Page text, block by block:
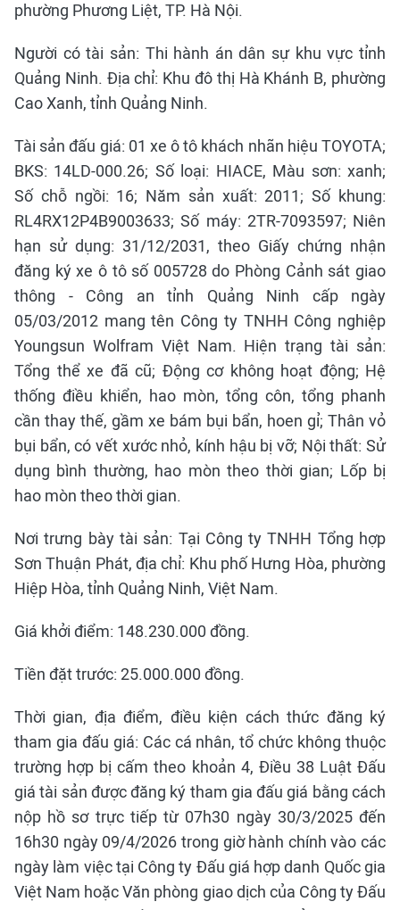
phường Phương Liệt, TP. Hà Nội.
Người có tài sản: Thi hành án dân sự khu vực tỉnh
Quảng Ninh. Địa chỉ: Khu đô thị Hà Khánh B, phường
Cao Xanh, tỉnh Quảng Ninh.
Tài sản đấu giá: 01 xe ô tô khách nhãn hiệu TOYOTA;
BKS: 14LD-000.26; Số loại: HIACE, Màu sơn: xanh;
Số chỗ ngồi: 16; Năm sản xuất: 2011; Số khung:
RL4RX12P4B9003633; Số máy: 2TR-7093597; Niên
hạn sử dụng: 31/12/2031, theo Giấy chứng nhận
đăng ký xe ô tô số 005728 do Phòng Cảnh sát giao
thông - Công an tỉnh Quảng Ninh cấp ngày
05/03/2012 mang tên Công ty TNHH Công nghiệp
Youngsun Wolfram Việt Nam. Hiện trạng tài sản:
Tổng thể xe đã cũ; Động cơ không hoạt động; Hệ
thống điều khiển, hao mòn, tổng côn, tổng phanh
cần thay thế, gầm xe bám bụi bẩn, hoen gỉ; Thân vỏ
bụi bẩn, có vết xước nhỏ, kính hậu bị vỡ; Nội thất: Sử
dụng bình thường, hao mòn theo thời gian; Lốp bị
hao mòn theo thời gian.
Nơi trưng bày tài sản: Tại Công ty TNHH Tổng hợp
Sơn Thuận Phát, địa chỉ: Khu phố Hưng Hòa, phường
Hiệp Hòa, tỉnh Quảng Ninh, Việt Nam.
Giá khởi điểm: 148.230.000 đồng.
Tiền đặt trước: 25.000.000 đồng.
Thời gian, địa điểm, điều kiện cách thức đăng ký
tham gia đấu giá: Các cá nhân, tổ chức không thuộc
trường hợp bị cấm theo khoản 4, Điều 38 Luật Đấu
giá tài sản được đăng ký tham gia đấu giá bằng cách
nộp hồ sơ trực tiếp từ 07h30 ngày 30/3/2025 đến
16h30 ngày 09/4/2026 trong giờ hành chính vào các
ngày làm việc tại Công ty Đấu giá hợp danh Quốc gia
Việt Nam hoặc Văn phòng giao dịch của Công ty Đấu